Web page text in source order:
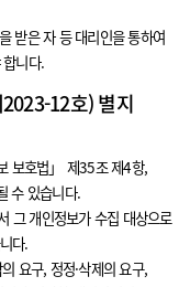
받은 자 등 대리인을 통하여
합니다.
12호) 별지
보호법」 제35조 제4항,
수 있습니다.
그 개인정보가 수집 대상으로
다.
요구, 정정·삭제의 요구,